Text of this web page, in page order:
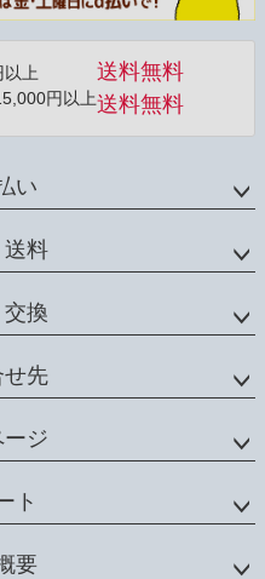
上
円以上
送料無料
送料無料
い
送料
換
せ先
ジ
ト
要